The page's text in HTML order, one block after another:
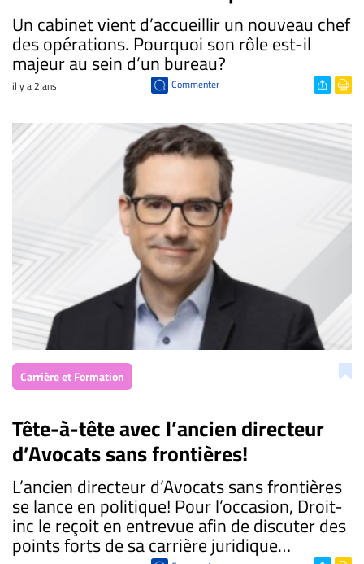
Un cabinet vient d’accueillir un nouveau chef
des opérations. Pourquoi son rôle est-il
majeur au sein d’un bureau?
il y a 2 ans Commenter
Carrière et Formation
Tête-à-tête avec l’ancien directeur
d’Avocats sans frontières!
L’ancien directeur d’Avocats sans frontières
se lance en politique! Pour l’occasion, Droit-
inc le reçoit en entrevue afin de discuter des
points forts de sa carrière juridique…